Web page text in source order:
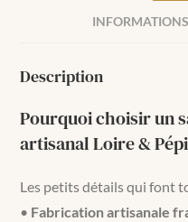
Description
Pourquoi choisir un
artisanal Loire &
Les petits détails qui font
• Fabrication artisanale